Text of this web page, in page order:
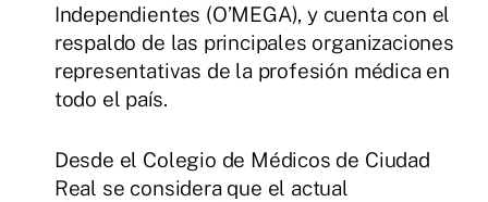
Independientes (O’MEGA), y cuenta con el
respaldo de las principales organizaciones
representativas de la profesión médica en
todo el país.
Desde el Colegio de Médicos de Ciudad
Real se considera que el actual